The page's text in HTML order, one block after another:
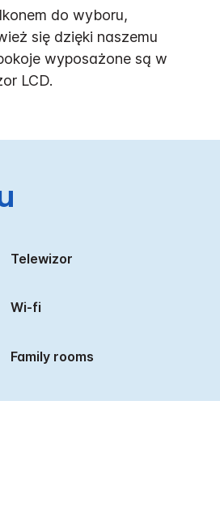
do wyboru,
się dzięki naszemu
wyposażone są w
LCD.
Telewizor
Wi-fi
Family rooms